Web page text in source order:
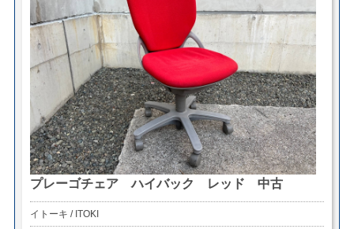
プレーゴチェア ハイバック レッド 中古
イトーキ / ITOKI